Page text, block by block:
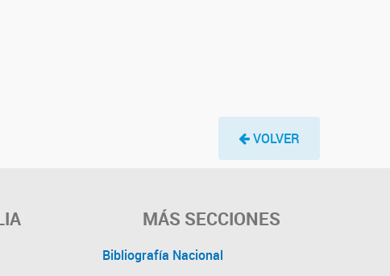
VOLVER
MÁS SECCIONES
Bibliografía Nacional